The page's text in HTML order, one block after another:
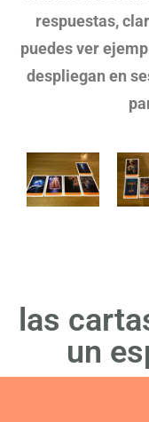
respuestas,
puedes ver
despliegan en
las
un